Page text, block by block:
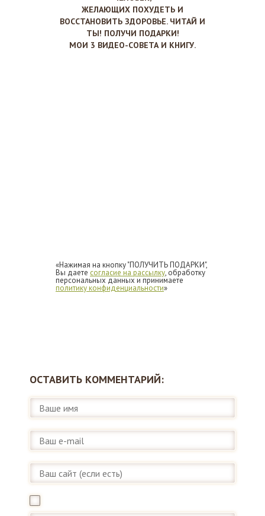
ЖЕЛАЮЩИХ ПОХУДЕТЬ И
ВОССТАНОВИТЬ ЗДОРОВЬЕ. ЧИТАЙ И
ТЫ! ПОЛУЧИ ПОДАРКИ!
МОИ 3 ВИДЕО-СОВЕТА И КНИГУ.
«Нажимая на кнопку "ПОЛУЧИТЬ ПОДАРКИ",
Вы даете согласие на рассылку, обработку
персональных данных и принимаете
политику конфиденциальности»
ОСТАВИТЬ КОММЕНТАРИЙ: